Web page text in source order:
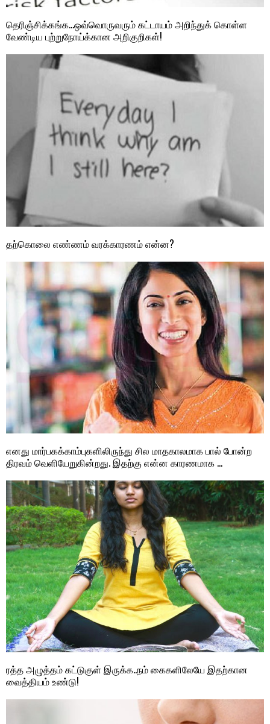
தெரிஞ்சிக்கங்க…ஒவ்வொருவரும் கட்டாயம் அறிந்துக் கொள்ள
வேண்டிய புற்றுநோய்க்கான அறிகுறிகள்!
தற்கொலை எண்ணம் வரக்காரணம் என்ன?
எனது மார்பகக்காம்புகளிலிருந்து சில மாதகாலமாக பால் போன்ற
திரவம் வெளியேறுகின்றது. இதற்கு என்ன காரணமாக …
ரத்த அழுத்தம் கட்டுகுள் இருக்க..நம் கைகளிலேயே இதற்கான
வைத்தியம் உண்டு!